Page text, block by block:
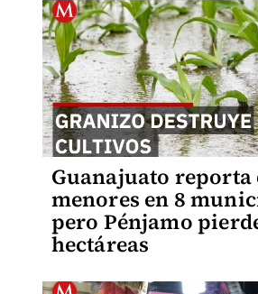
Guanajuato reporta
menores en 8
pero Pénjamo
hectáreas